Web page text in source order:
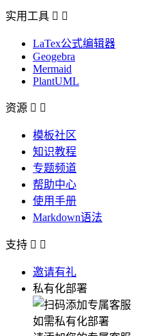
实用工具  
LaTex公式编辑器
Geogebra
Mermaid
PlantUML
资源  
模板社区
知识教程
专题频道
帮助中心
使用手册
Markdown语法
支持  
邀请有礼
私有化部署
如需私有化部署